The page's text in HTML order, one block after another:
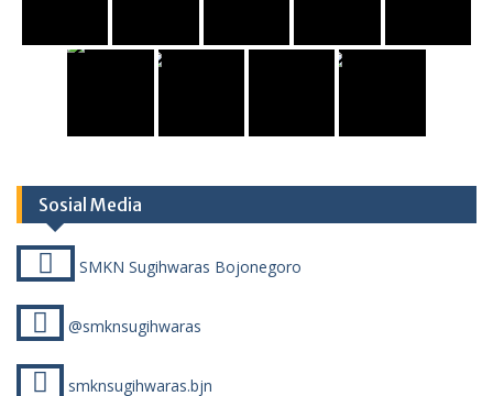
Sosial Media
SMKN Sugihwaras Bojonegoro
@smknsugihwaras
smknsugihwaras.bjn